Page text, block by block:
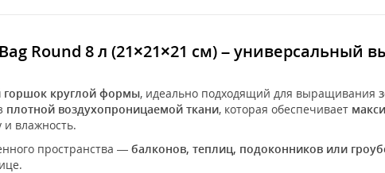
Round 8 л (21×21×21 см) – универсальный
горшок круглой формы, идеально подходящий для выращивания
плотной воздухопроницаемой ткани, которая обеспечивает
влажность.
пространства — балконов, теплиц, подоконников или